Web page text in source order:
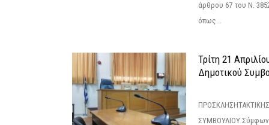
άρθρου 67 του Ν.
όπως...
Τρίτη 21
Δημοτικού
ΣΥΜΒΟΥΛΙΟΥ